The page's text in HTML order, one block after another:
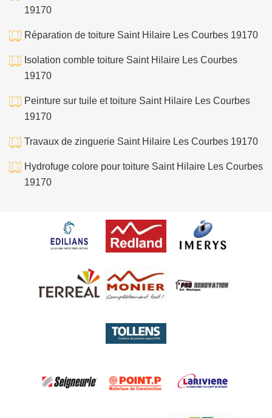
19170
Réparation de toiture Saint Hilaire Les Courbes 19170
Isolation comble toiture Saint Hilaire Les Courbes
19170
Peinture sur tuile et toiture Saint Hilaire Les Courbes
19170
Travaux de zinguerie Saint Hilaire Les Courbes 19170
Hydrofuge colore pour toiture Saint Hilaire Les Courbes
19170